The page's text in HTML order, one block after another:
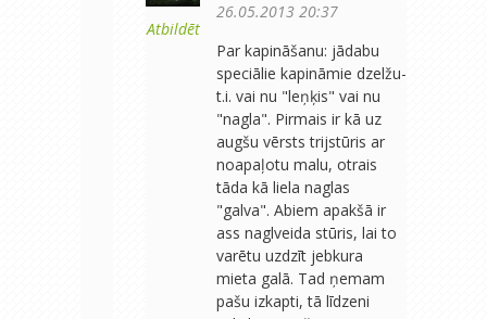
Atbildēt
26.05.2013 20:37
Par kapināšanu: jādabu
speciālie kapināmie dzelžu-
t.i. vai nu "leņķis" vai nu
"nagla". Pirmais ir kā uz
augšu vērsts trijstūris ar
noapaļotu malu, otrais
tāda kā liela naglas
"galva". Abiem apakšā ir
ass naglveida stūris, lai to
varētu uzdzīt jebkura
mieta galā. Tad ņemam
pašu izkapti, tā līdzeni